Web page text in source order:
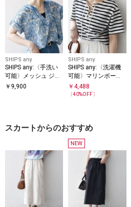
SHIPS any
SHIPS any:〈手洗い
可能〉メッシュ ジャ
カード カフタン スキ
￥ 9,900
SHIPS any
SHIPS any:〈洗濯機
可能〉マリンボーダ
ー レースアップ ショ
ートスリーブ TEE
￥4,488
〔40%OFF〕
スカートからのおすすめ
NEW